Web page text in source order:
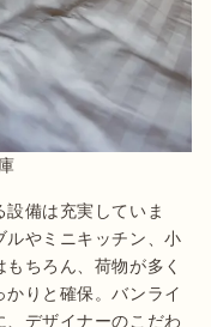
備は充実していま
やミニキッチン、小
ちろん、荷物が多く
りと確保。バンライ
デザイナーのこだわ